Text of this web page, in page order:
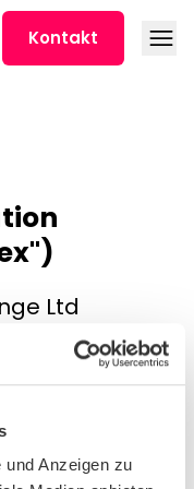
Anzeigen zu
Kontakt
Ltd
wird.
Plattform,
in der